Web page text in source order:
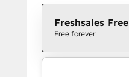
Freshsales Free
Free forever